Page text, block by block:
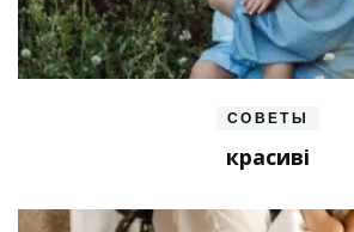
СОВЕТЫ
красиві